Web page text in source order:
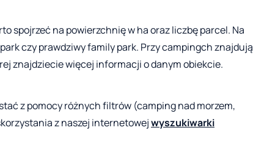
spojrzeć na powierzchnię w ha oraz liczbę parcel. Na
czy prawdziwy family park. Przy campingch znajdują
znajdziecie więcej informacji o danym obiekcie.
z pomocy różnych filtrów (camping nad morzem,
z naszej internetowejwyszukiwarki